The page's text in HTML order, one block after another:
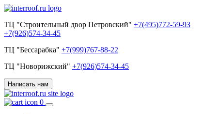
ТЦ "Строительный двор Петровский" +7(495)772-59-93
+7(926)574-34-45
ТЦ "Бессарабка" +7(999)767-88-22
ТЦ "Новорижский" +7(926)574-34-45
Написать нам
0